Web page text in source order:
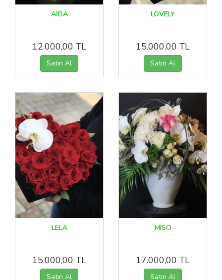
AİDA
12.000,00 TL
LOVELY
15.000,00 TL
LELA
15.000,00 TL
MISO
17.000,00 TL